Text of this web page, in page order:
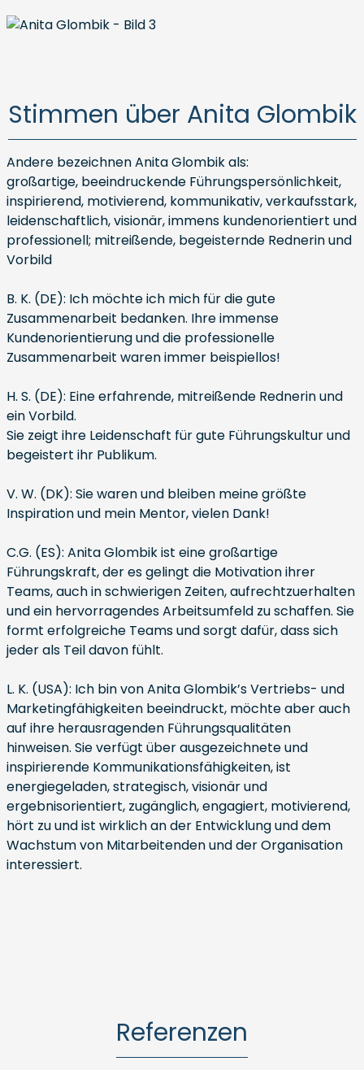
Stimmen über Anita Glombik
Andere bezeichnen Anita Glombik als:
großartige, beeindruckende Führungspersönlichkeit,
inspirierend, motivierend, kommunikativ, verkaufsstark,
leidenschaftlich, visionär, immens kundenorientiert und
professionell; mitreißende, begeisternde Rednerin und
Vorbild
B. K. (DE): Ich möchte ich mich für die gute
Zusammenarbeit bedanken. Ihre immense
Kundenorientierung und die professionelle
Zusammenarbeit waren immer beispiellos!
H. S. (DE): Eine erfahrende, mitreißende Rednerin und
ein Vorbild.
Sie zeigt ihre Leidenschaft für gute Führungskultur und
begeistert ihr Publikum.
V. W. (DK): Sie waren und bleiben meine größte
Inspiration und mein Mentor, vielen Dank!
C.G. (ES): Anita Glombik ist eine großartige
Führungskraft, der es gelingt die Motivation ihrer
Teams, auch in schwierigen Zeiten, aufrechtzuerhalten
und ein hervorragendes Arbeitsumfeld zu schaffen. Sie
formt erfolgreiche Teams und sorgt dafür, dass sich
jeder als Teil davon fühlt.
L. K. (USA): Ich bin von Anita Glombik’s Vertriebs- und
Marketingfähigkeiten beeindruckt, möchte aber auch
auf ihre herausragenden Führungsqualitäten
hinweisen. Sie verfügt über ausgezeichnete und
inspirierende Kommunikationsfähigkeiten, ist
energiegeladen, strategisch, visionär und
ergebnisorientiert, zugänglich, engagiert, motivierend,
hört zu und ist wirklich an der Entwicklung und dem
Wachstum von Mitarbeitenden und der Organisation
interessiert.
Referenzen